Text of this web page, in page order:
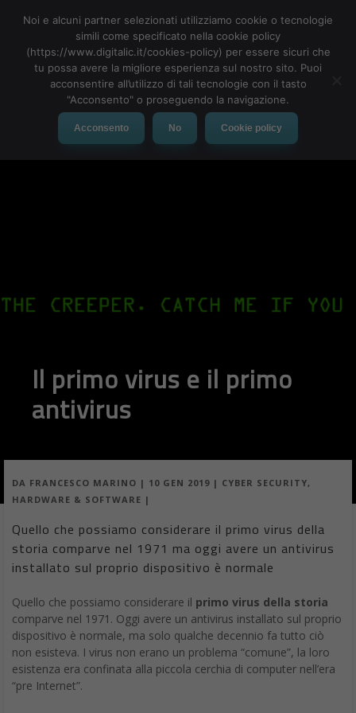
MENU
Il primo virus e il primo
antivirus
DA FRANCESCO MARINO | 10 GEN 2019 | CYBER SECURITY,
HARDWARE & SOFTWARE |
Quello che possiamo considerare il primo virus della
storia comparve nel 1971 ma oggi avere un antivirus
installato sul proprio dispositivo è normale
Quello che possiamo considerare il primo virus della storia
comparve nel 1971. Oggi avere un antivirus installato sul proprio
dispositivo è normale, ma solo qualche decennio fa tutto ciò
non esisteva. I virus non erano un problema “comune”, la loro
esistenza era confinata alla piccola cerchia di computer nell’era
“pre Internet”.
Noi e alcuni partner selezionati utilizziamo cookie o tecnologie
simili come specificato nella cookie policy
(https://www.digitalic.it/cookies-policy) per essere sicuri che
tu possa avere la migliore esperienza sul nostro sito. Puoi
acconsentire all’utilizzo di tali tecnologie con il tasto
"Acconsento" o proseguendo la navigazione.
Acconsento No Cookie policy